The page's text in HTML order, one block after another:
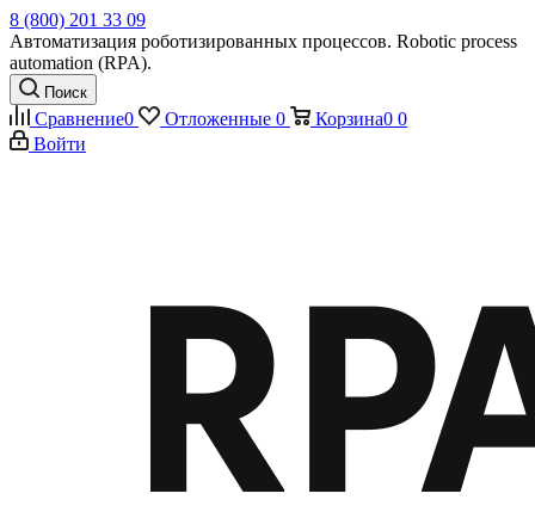
8 (800) 201 33 09
Автоматизация роботизированных процессов. Robotic process
automation (RPA).
Поиск
Сравнение0 Отложенные 0 Корзина0 0
Войти